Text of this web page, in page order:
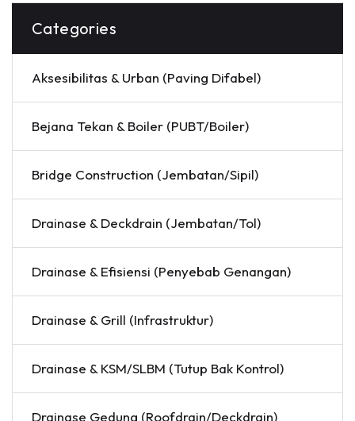
Categories
Aksesibilitas & Urban (Paving Difabel)
Bejana Tekan & Boiler (PUBT/Boiler)
Bridge Construction (Jembatan/Sipil)
Drainase & Deckdrain (Jembatan/Tol)
Drainase & Efisiensi (Penyebab Genangan)
Drainase & Grill (Infrastruktur)
Drainase & KSM/SLBM (Tutup Bak Kontrol)
Drainase Gedung (Roofdrain/Deckdrain)